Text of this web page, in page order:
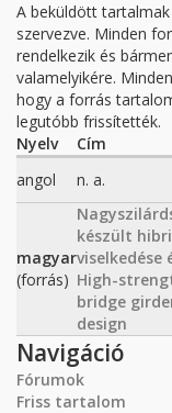
A beküldött
szervezve. Minden
rendelkezik és
valamelyikére.
hogy a forrás
legutóbb frissítették.
Nyelv
Cím
angol
n. a.
magyar
(forrás)
készült
viselkedése
High-
bridge
design
Navigáció
Fórumok
Friss tartalom